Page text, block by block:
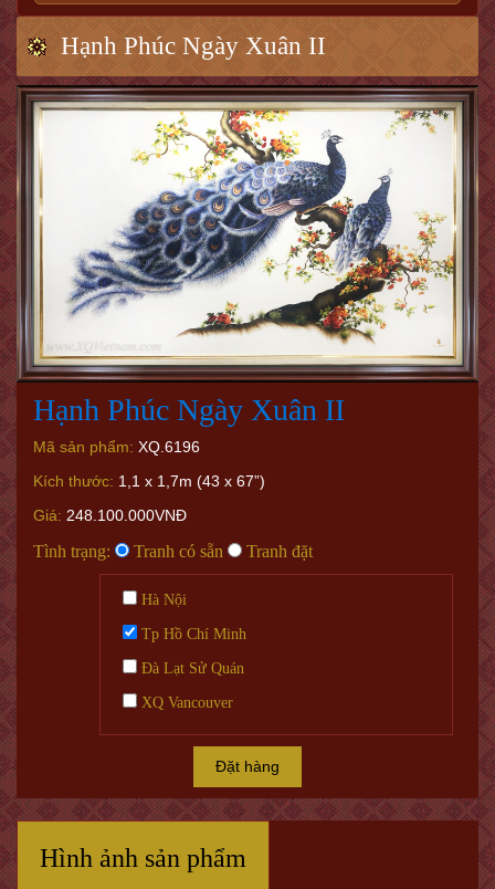
Hạnh Phúc Ngày Xuân II
Hạnh Phúc Ngày Xuân II
Mã sản phẩm: XQ.6196
Kích thước: 1,1 x 1,7m (43 x 67”)
Giá: 248.100.000VNĐ
Tình trạng: Tranh có sẵn Tranh đặt
Hà Nội
Tp Hồ Chí Minh
Đà Lạt Sử Quán
XQ Vancouver
Đặt hàng
Hình ảnh sản phẩm